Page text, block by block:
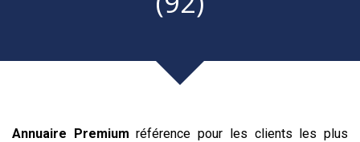
Annuaire Premium référence pour les clients les plus